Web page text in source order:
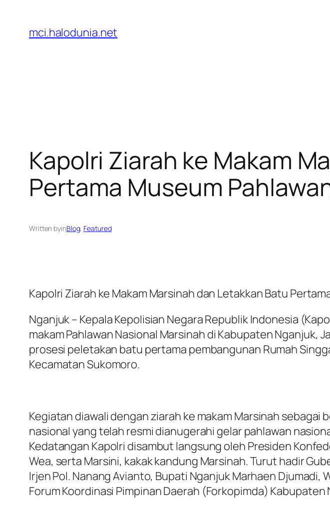
konten
mci.halodunia.net
Kapolri Ziarah ke Makam
Pertama Museum
Written byinBlog, Featured
Kapolri Ziarah ke Makam Marsinah dan Letakkan Batu
Nganjuk – Kepala Kepolisian Negara Republik Indonesia
makam Pahlawan Nasional Marsinah di Kabupaten Nganjuk,
prosesi peletakan batu pertama pembangunan Rumah
Kecamatan Sukomoro.
Kegiatan diawali dengan ziarah ke makam Marsinah
nasional yang telah resmi dianugerahi gelar pahlawan
Kedatangan Kapolri disambut langsung oleh Presiden
Wea, serta Marsini, kakak kandung Marsinah. Turut hadir
Irjen Pol. Nanang Avianto, Bupati Nganjuk Marhaen
Forum Koordinasi Pimpinan Daerah (Forkopimda) Kabupaten